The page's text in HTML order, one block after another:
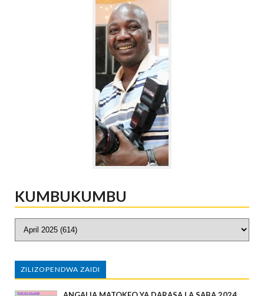
KUMBUKUMBU
ZILIZOPENDWA ZAIDI